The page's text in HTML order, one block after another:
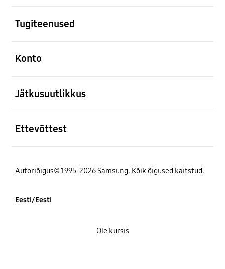
Tugiteenused
Konto
Jätkusuutlikkus
Ettevõttest
Autoriõigus© 1995-2026 Samsung. Kõik õigused kaitstud.
Eesti/Eesti
Ole kursis